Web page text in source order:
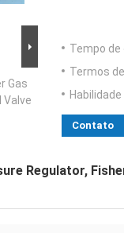
Gas
Valve
Tempo de
Termos
Contato
Regulator,